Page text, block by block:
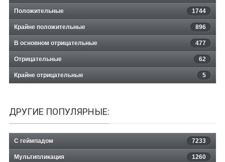
Положительные 1744
Крайне положительные 896
В основном отрицательные 477
Отрицательные 62
Крайне отрицательные 5
ДРУГИЕ ПОПУЛЯРНЫЕ:
С геймпадом 7233
Мультипликация 1260